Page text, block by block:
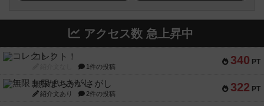
アクセス数 急上昇中
340 PT
コレクト！
1件の投稿
322 PT
無限まちがいさがし
紹介文あり 2件の投稿